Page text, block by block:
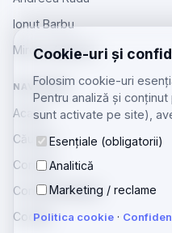
Cookie-uri și
Folosim cookie-uri
Pentru analiză și
sunt activate pe site),
Esențiale (obligatorii)
Analitică
Marketing / reclame
Politica cookie ·
Ionut Barbu
Mircea Aiftincăi
NAVIGARE
Acasă
Căutare
Contact
Confidențialitate
Cookie